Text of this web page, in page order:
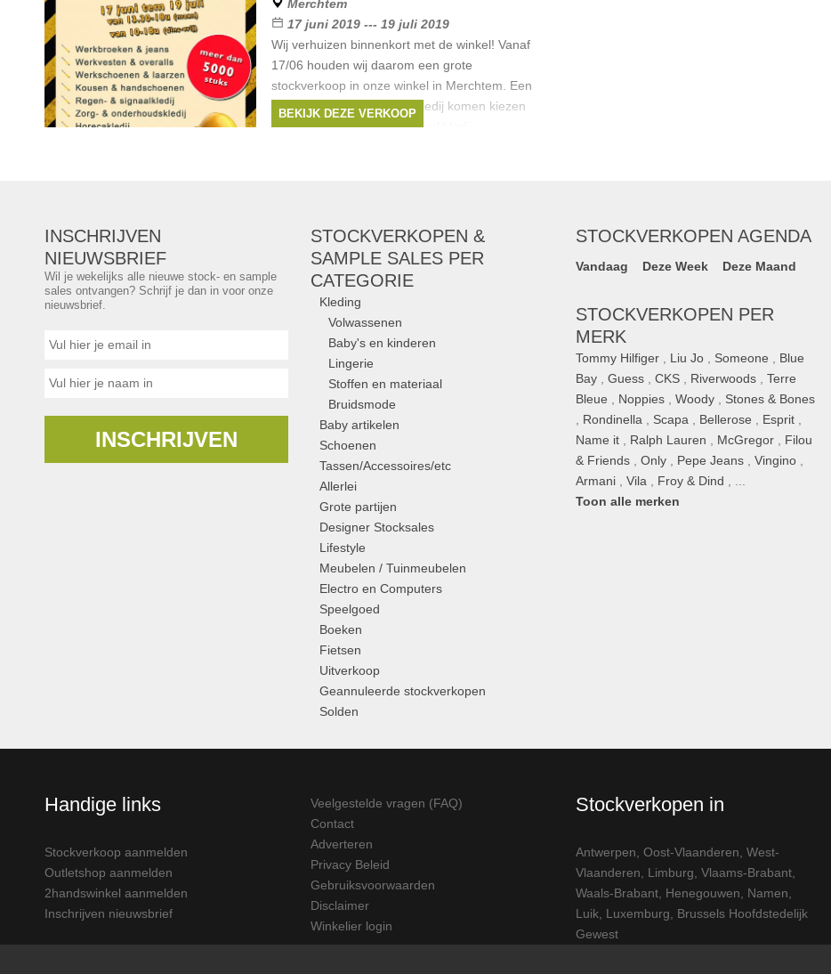
Merchtem
17 juni 2019 --- 19 juli 2019
Wij verhuizen binnenkort met de winkel! Vanaf
17/06 houden wij daarom een grote
stockverkoop in onze winkel in Merchtem. Een
maand lang kunnen jullie kledij komen kiezen
aan kleine prijsjes. Zowel werkkledij
BEKIJK DEZE VERKOOP
INSCHRIJVEN
NIEUWSBRIEF
Wil je wekelijks alle nieuwe stock- en sample
sales ontvangen? Schrijf je dan in voor onze
nieuwsbrief.
INSCHRIJVEN
STOCKVERKOPEN &
SAMPLE SALES PER
CATEGORIE
Kleding
Volwassenen
Baby's en kinderen
Lingerie
Stoffen en materiaal
Bruidsmode
Baby artikelen
Schoenen
Tassen/Accessoires/etc
Allerlei
Grote partijen
Designer Stocksales
Lifestyle
Meubelen / Tuinmeubelen
Electro en Computers
Speelgoed
Boeken
Fietsen
Uitverkoop
Geannuleerde stockverkopen
Solden
STOCKVERKOPEN AGENDA
Vandaag Deze Week Deze Maand
STOCKVERKOPEN PER
MERK
Tommy Hilfiger Liu Jo Someone
Blue
Bay ,Guess ,CKS Riverwoods ,Terre
Bleue
Noppies ,Woody
Stones & Bones
Rondinella Scapa Bellerose Esprit
Name it
Ralph Lauren McGregor
Filou
& Friends ,Only Pepe Jeans ,Vingino
Armani ,Vila Froy & Dind
Toon alle merken
Handige links
Stockverkoop aanmelden
Outletshop aanmelden
2handswinkel aanmelden
Inschrijven nieuwsbrief
Veelgestelde vragen (FAQ)
Contact
Adverteren
Privacy Beleid
Gebruiksvoorwaarden
Disclaimer
Winkelier login
Stockverkopen in
Antwerpen ,Oost-Vlaanderen ,West-
Vlaanderen
Limburg ,Vlaams-Brabant
Waals-Brabant Henegouwen Namen
Luik Luxemburg
Brussels Hoofdstedelijk
Gewest